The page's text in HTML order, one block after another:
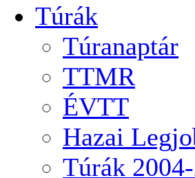
Túrák
Túranaptár
TTMR
ÉVTT
Hazai
Túrák